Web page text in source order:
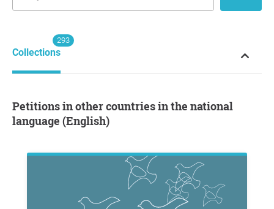
Collections
293
Petitions in other countries in the national
language (English)